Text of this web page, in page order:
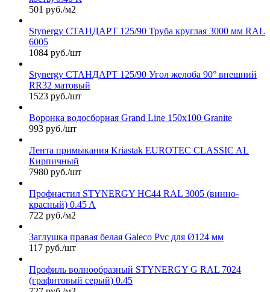
501 руб./м2
Stynergy СТАНДАРТ 125/90 Труба круглая 3000 мм RAL
6005
1084 руб./шт
Stynergy СТАНДАРТ 125/90 Угол желоба 90° внешний
RR32 матовый
1523 руб./шт
Воронка водосборная Grand Line 150х100 Granite
993 руб./шт
Лента примыкания Kriastak EUROTEC CLASSIC AL
Кирпичный
7980 руб./шт
Профнастил STYNERGY НС44 RAL 3005 (винно-
красный) 0.45 A
722 руб./м2
Заглушка правая белая Galeco Pvc для Ø124 мм
117 руб./шт
Профиль волнообразный STYNERGY G RAL 7024
(графитовый серый) 0.45